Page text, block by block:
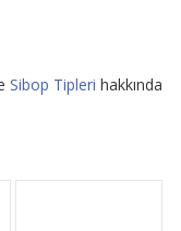
Sibop Tipleri hakkında